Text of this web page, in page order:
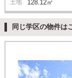
土地 128.12㎡
同じ学区の物件は